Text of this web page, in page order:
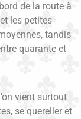
de la route à
les petites
tandis
quarante et
vient surtout
se quereller et